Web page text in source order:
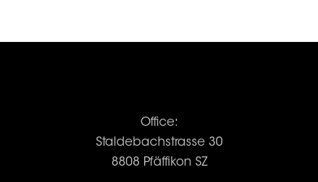
Office:
Staldebachstrasse 30
8808 Pfäffikon SZ